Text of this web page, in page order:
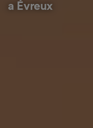
a Évreux